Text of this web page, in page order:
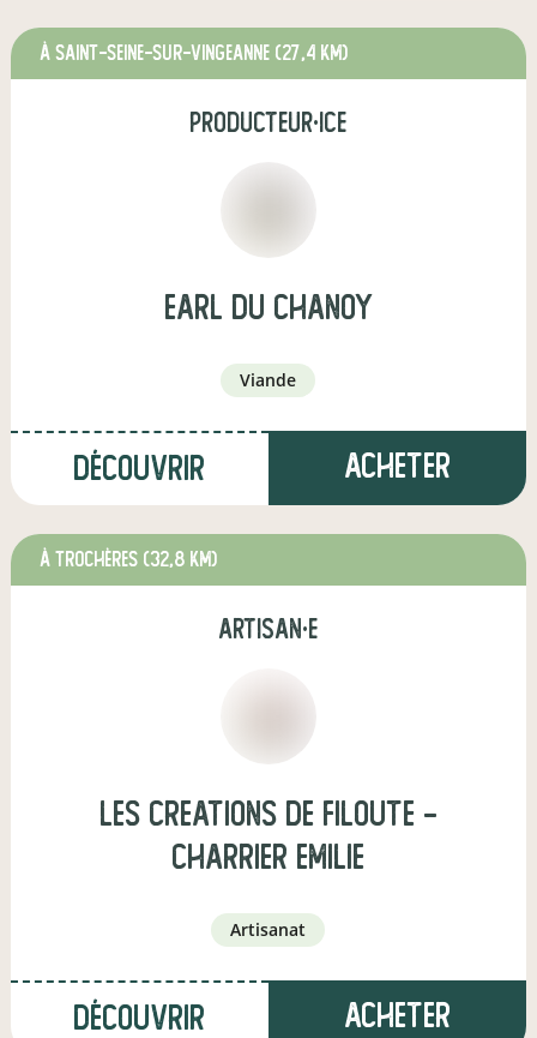
à Saint-Seine-sur-Vingeanne (27,4 km)
producteur·ice
earl du chanoy
viande
Découvrir Acheter
à Trochères (32,8 km)
artisan·e
Les Creations de Filoute -
Charrier Emilie
artisanat
Découvrir Acheter